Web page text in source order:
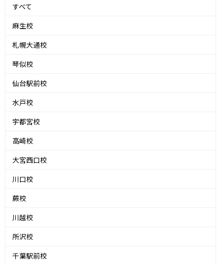
すべて
麻生校
札幌大通校
琴似校
仙台駅前校
水戸校
宇都宮校
高崎校
大宮西口校
川口校
蕨校
川越校
所沢校
千葉駅前校